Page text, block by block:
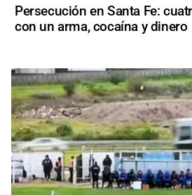
Persecución en Santa Fe:
con un arma, cocaína y dinero